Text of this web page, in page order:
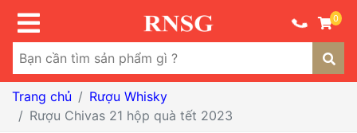
0
Trang chủ
Rượu Whisky
Rượu Chivas 21 hộp quà tết 2023